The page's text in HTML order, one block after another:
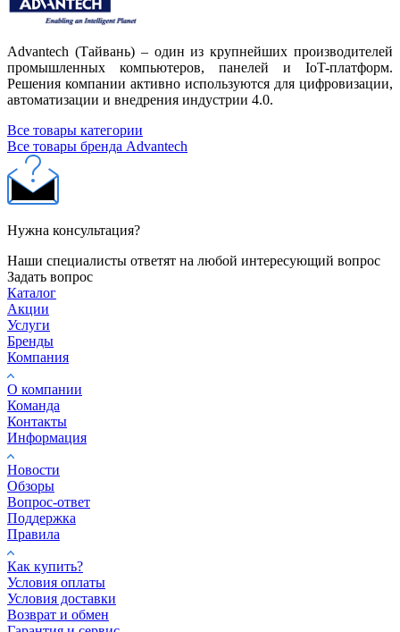
Advantech (Тайвань) – один из крупнейших производителей
промышленных компьютеров, панелей и IoT-платформ.
Решения компании активно используются для цифровизации,
автоматизации и внедрения индустрии 4.0.
Все товары категории
Все товары бренда Advantech
Нужна консультация?
Наши специалисты ответят на любой интересующий вопрос
Задать вопрос
Каталог
Акции
Услуги
Бренды
Компания
О компании
Команда
Контакты
Информация
Новости
Обзоры
Вопрос-ответ
Поддержка
Правила
Как купить?
Условия оплаты
Условия доставки
Возврат и обмен